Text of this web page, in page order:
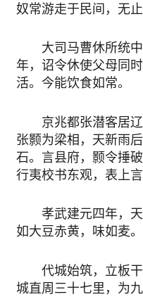
奴常游走于民间，无
大司马曹休所统
年，诏令休使父母同
活。今能饮食如常。
京兆都张潜客居
张颢为梁相，天新雨
石。言县府，颢令捶
行夷校书东观，表上
孝武建元四年，
如大豆赤黄，味如麦
代城始筑，立板
城直周三十七里，为